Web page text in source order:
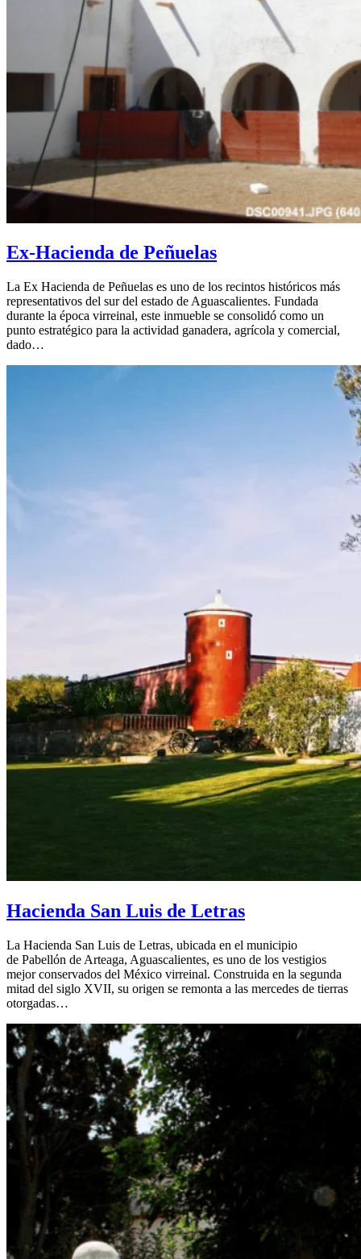
Ex-Hacienda de Peñuelas
La Ex Hacienda de Peñuelas es uno de los recintos históricos más
representativos del sur del estado de Aguascalientes. Fundada
durante la época virreinal, este inmueble se consolidó como un
punto estratégico para la actividad ganadera, agrícola y comercial,
dado…
Hacienda San Luis de Letras
La Hacienda San Luis de Letras, ubicada en el municipio
de Pabellón de Arteaga, Aguascalientes, es uno de los vestigios
mejor conservados del México virreinal. Construida en la segunda
mitad del siglo XVII, su origen se remonta a las mercedes de tierras
otorgadas…